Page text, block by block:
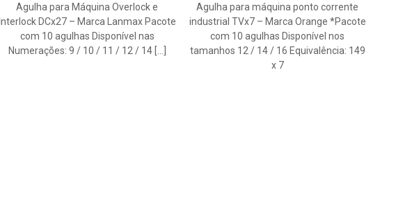
Agulha para Máquina Overlock e
Interlock DCx27 – Marca Lanmax Pacote
com 10 agulhas Disponível nas
Numerações: 9 / 10 / 11 / 12 / 14[…]
Agulha para máquina ponto corrente
industrial TVx7 – Marca Orange *Pacote
com 10 agulhas Disponível nos
tamanhos 12 / 14 / 16 Equivalência: 149
x 7